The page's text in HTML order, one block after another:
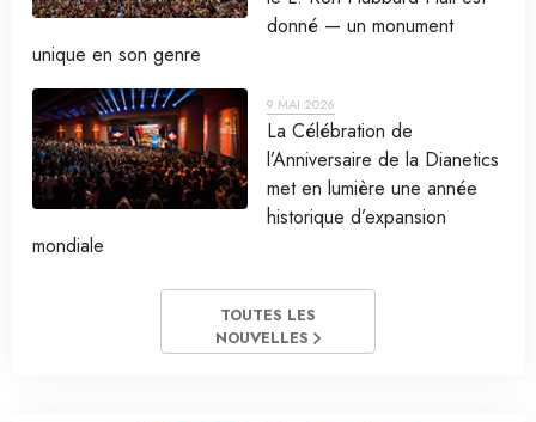
donné — un monument
unique en son genre
9 MAI 2026
La Célébration de
l’Anniversaire de la Dianetics
met en lumière une année
historique d’expansion
mondiale
TOUTES LES
NOUVELLES